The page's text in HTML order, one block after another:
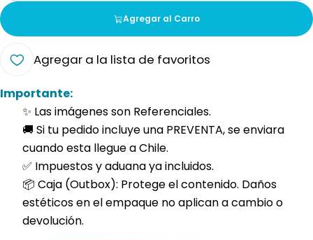
Agregar al Carro
Agregar a la lista de favoritos
Importante:
✨ Las imágenes son Referenciales.
🚚 Si tu pedido incluye una PREVENTA, se enviara
cuando esta llegue a Chile.
✅ Impuestos y aduana ya incluidos.
📦 Caja (Outbox): Protege el contenido. Daños
estéticos en el empaque no aplican a cambio o
devolución.